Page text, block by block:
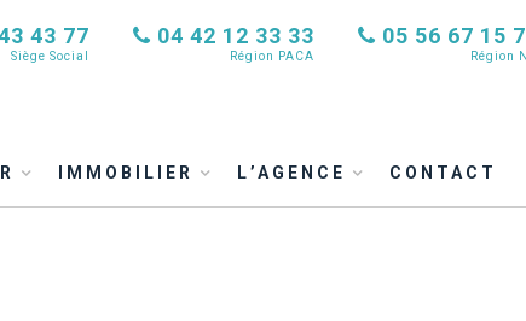
43 77
Siège Social
04 42 12 33 33
Région PACA
05 56 67 15
Région
IMMOBILIER L’AGENCE CONTACT